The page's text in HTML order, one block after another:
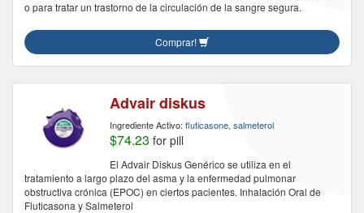
o para tratar un trastorno de la circulación de la sangre segura.
Comprar!
Advair diskus
Ingrediente Activo: fluticasone, salmeterol
$74.23 for pill
El Advair Diskus Genérico se utiliza en el
tratamiento a largo plazo del asma y la enfermedad pulmonar
obstructiva crónica (EPOC) en ciertos pacientes. Inhalación Oral de
Fluticasona y Salmeterol